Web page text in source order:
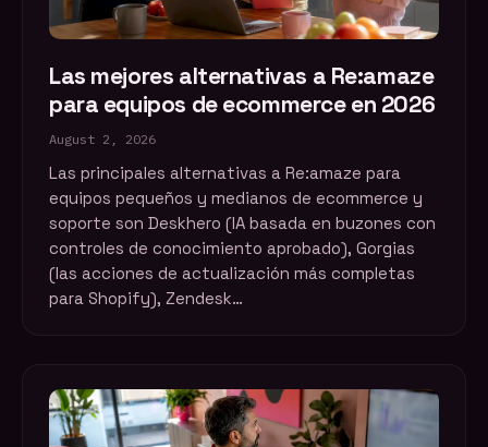
Las mejores alternativas a Re:amaze
para equipos de ecommerce en 2026
August 2, 2026
Las principales alternativas a Re:amaze para
equipos pequeños y medianos de ecommerce y
soporte son Deskhero (IA basada en buzones con
controles de conocimiento aprobado), Gorgias
(las acciones de actualización más completas
para Shopify), Zendesk…